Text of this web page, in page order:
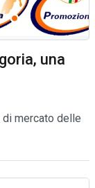
una
mercato delle